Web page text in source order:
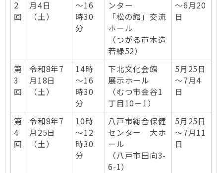
2
回
月4日
（土）
～16
時30
分
ンター
「松の館」交流
ホール
（つがる市木造
若緑52）
～6月20
日
第
3
回
令和8年7
月18日
（土）
14時
～16
時30
分
下北文化会館
展示ホール
（むつ市金谷1
丁目10－1）
5月25日
～7月4
日
第
4
回
令和8年7
月25日
（土）
10時
～12
時30
分
八戸市総合保健
センター 大ホ
ール
（八戸市田向3-
6-1）
5月25日
～7月11
日